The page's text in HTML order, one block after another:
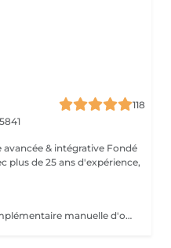
118
plus de 25 ans d'expérience,
Zen Shiatsu: est une thérapie complémentaire manuelle d'origine japonaise, proche de l'acupuncture mais sans aiguilles. C'est une forme de massage, qui équilibre le yin et le yang et stimule ainsi les forces d'autorégulation naturelles du corps. Elle se base sur les méridiens connus dans la Médecine Traditionnelle Chinoise (MTC).